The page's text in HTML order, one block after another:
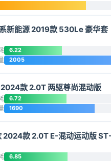
新能源 2019款 530Le 豪华套
6.22
2005
款 2.0T 两驱尊尚混动版
6.72
1690
2024款 2.0T E-混动运动版 ST-
6.85